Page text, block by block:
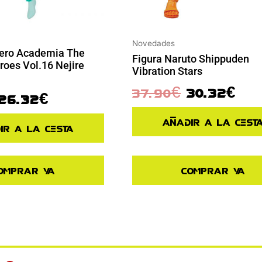
Academia The
Vol.16 Nejire
€
a la cesta
ya
Novedades
Figura Naruto Shippuden
Vibration Stars
37.90€ 30.32€
Añadir a la
Comprar ya